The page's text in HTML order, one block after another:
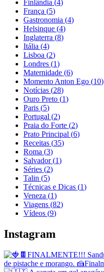
Finlândia (4)
França (5)
Gastronomia (4)
Helsinque (4)
Inglaterra (8)
Itália (4)
Lisboa (2)
Londres (1)
Maternidade (6)
Momento Anton Ego (10)
Notícias (28)
Ouro Preto (1)
Paris (5)
Portugal (2)
Praia do Forte (2)
Prato Principal (6)
Receitas (35)
Roma (3)
Salvador (1)
Séries (2)
Talin (5)
Técnicas e Dicas (1)
Veneza (1)
Viagens (82)
Vídeos (9)
Instagram